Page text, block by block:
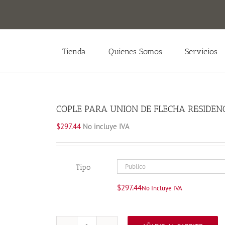
Tienda Quienes Somos Servicios
COPLE PARA UNION DE FLECHA
$297.44 No incluye IVA
Tipo
$297.44No Incluye IVA